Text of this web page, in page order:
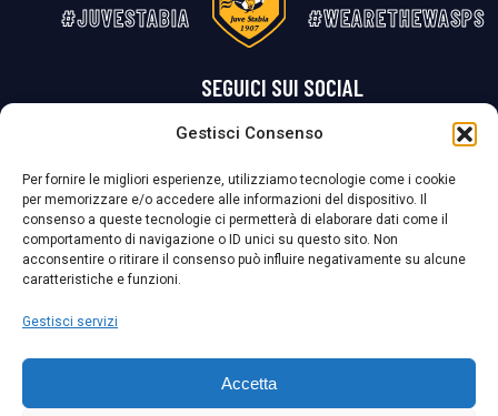
Gestisci Consenso
Per fornire le migliori esperienze, utilizziamo tecnologie come i cookie
per memorizzare e/o accedere alle informazioni del dispositivo. Il
consenso a queste tecnologie ci permetterà di elaborare dati come il
comportamento di navigazione o ID unici su questo sito. Non
acconsentire o ritirare il consenso può influire negativamente su alcune
caratteristiche e funzioni.
Gestisci servizi
Accetta
#JUVESTABIA #WEARETHEWASPS
SEGUICI SUI SOCIAL
La Società ha nominato il Responsabile della Protezione dei Dati Personali (DPO), figura specializzata che vigila sulle modalità adottate dalla
nostra Società per tutelare i Suoi dati personali.